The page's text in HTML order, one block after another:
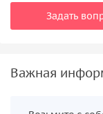
Задать
Важная